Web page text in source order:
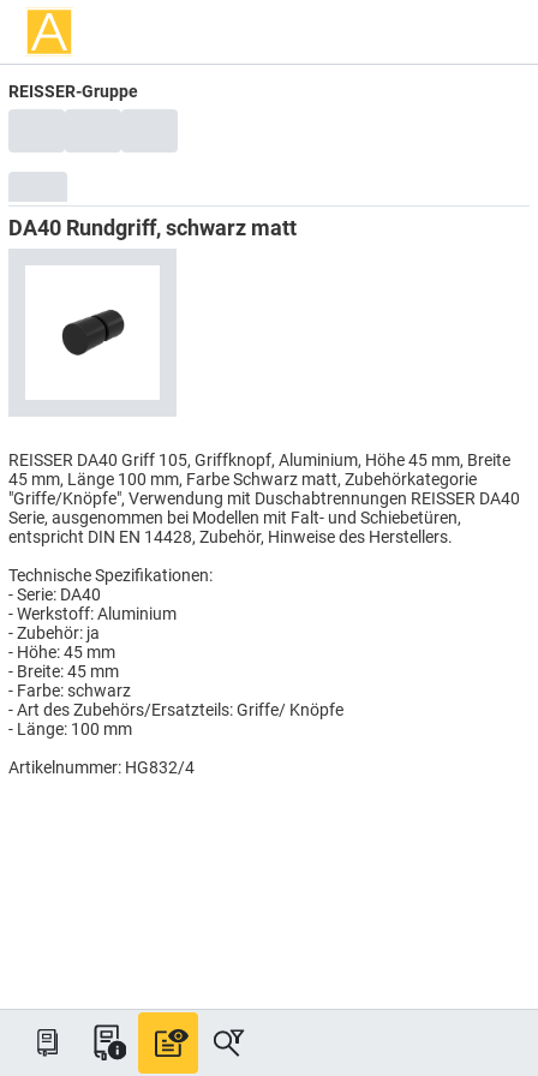
REISSER-Gruppe
DA40 Rundgriff, schwarz matt
REISSER DA40 Griff 105, Griffknopf, Aluminium, Höhe 45 mm, Breite
45 mm, Länge 100 mm, Farbe Schwarz matt, Zubehörkategorie
"Griffe/Knöpfe", Verwendung mit Duschabtrennungen REISSER DA40
Serie, ausgenommen bei Modellen mit Falt- und Schiebetüren,
entspricht DIN EN 14428, Zubehör, Hinweise des Herstellers.
Technische Spezifikationen:
- Serie: DA40
- Werkstoff: Aluminium
- Zubehör: ja
- Höhe: 45 mm
- Breite: 45 mm
- Farbe: schwarz
- Art des Zubehörs/Ersatzteils: Griffe/ Knöpfe
- Länge: 100 mm
Artikelnummer: HG832/4